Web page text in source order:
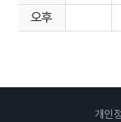
오후
개인